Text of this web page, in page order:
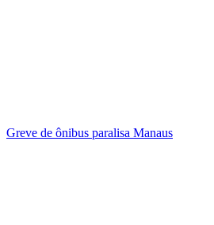
Greve de ônibus paralisa Manaus